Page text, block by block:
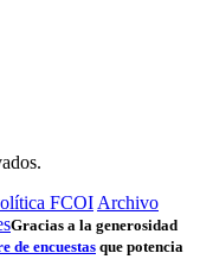
FCOI Archivo
Gracias a la generosidad
de encuestasque potencia